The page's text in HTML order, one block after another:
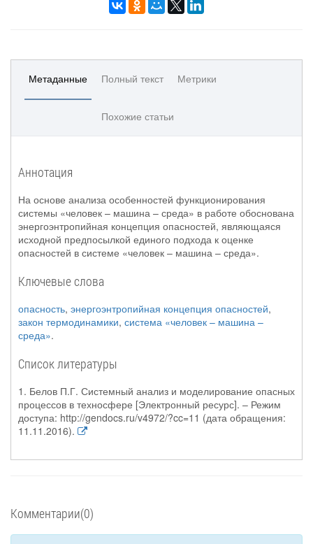
Метаданные Полный текст Метрики
Похожие статьи
Аннотация
На основе анализа особенностей функционирования
системы «человек – машина – среда» в работе обоснована
энергоэнтропийная концепция опасностей, являющаяся
исходной предпосылкой единого подхода к оценке
опасностей в системе «человек – машина – среда».
Ключевые слова
опасность, энергоэнтропийная концепция опасностей,
закон термодинамики, система «человек – машина –
среда».
Список литературы
1. Белов П.Г. Системный анализ и моделирование опасных
процессов в техносфере [Электронный ресурс]. – Режим
доступа: http://gendocs.ru/v4972/?cc=11 (дата обращения:
11.11.2016).
Комментарии(0)